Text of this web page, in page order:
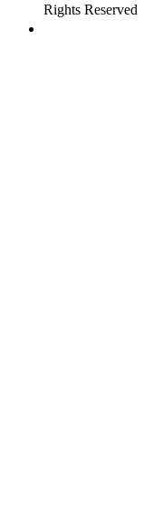
Rights Reserved